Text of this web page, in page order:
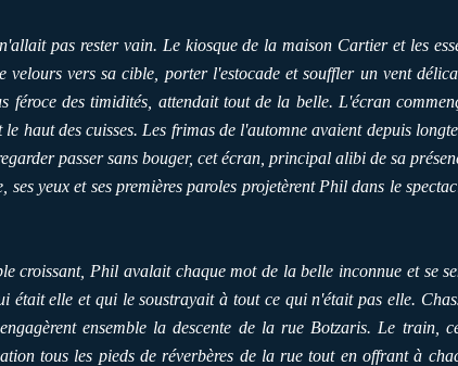
pas rester vain. Le kiosque de la maison Cartier et les
velours vers sa cible, porter l'estocade et souffler un vent
féroce des timidités, attendait tout de la belle. L'écran
haut des cuisses. Les frimas de l'automne avaient depuis
passer sans bouger, cet écran, principal alibi de sa
yeux et ses premières paroles projetèrent Phil dans le
croissant, Phil avalait chaque mot de la belle inconnue et se
elle et qui le soustrayait à tout ce qui n'était pas elle.
ensemble la descente de la rue Botzaris. Le train,
tous les pieds de réverbères de la rue tout en offrant à